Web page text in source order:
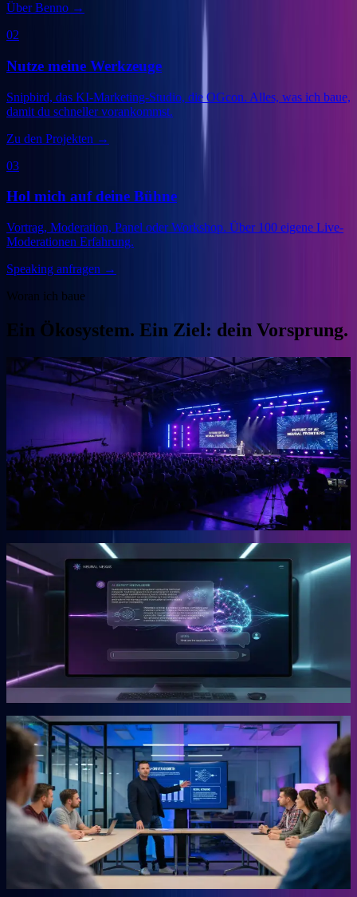
Über Benno →
02
Nutze meine Werkzeuge
Snipbird, das KI-Marketing-Studio, die OGcon. Alles, was ich baue,
damit du schneller vorankommst.
Zu den Projekten →
03
Hol mich auf deine Bühne
Vortrag, Moderation, Panel oder Workshop. Über 100 eigene Live-
Moderationen Erfahrung.
Speaking anfragen →
Woran ich baue
Ein Ökosystem. Ein Ziel: dein Vorsprung.
Veranstalter
OGcon
Europas führender KI-Kongress für Unternehmer.
Die OGcon bringt die besten Köpfe zu KI und Marketing auf eine
Bühne. 15.000 Anmeldungen 2024, Gary Vaynerchuk als Gast in
den Jahren 2023 und 2024. Live kostenlos, Aufzeichnungen als
VIP-Ticket.
Gründer
Snipbird
Die KI-Plattform für Unternehmer.
Snipbird ist das Tool, das Benno für Unternehmer gebaut hat. Kein
Hype. Kein Basteln. Bewährte Marketing-Systeme mit KI-
Unterstützung, direkt einsetzbar.
Gründer
KI-Marketing-Studio
Marketing für den Mittelstand, ohne Agentur.
Für Unternehmer, die keine Zeit für Marketing haben und trotzdem
Ergebnisse wollen. Das Studio übernimmt die Arbeit, für die du
sonst eine externe Agentur beauftragen müsstest. Ohne
Agenturpreise, ohne endlose Abstimmungsschleifen.
Mehr erfahren →